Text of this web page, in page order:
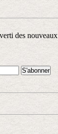
des nouveaux